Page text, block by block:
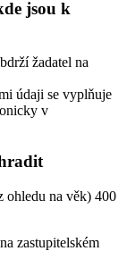
jsou k
žadatel na
údaji se vyplňuje
v
ohledu na věk) 400
zastupitelském